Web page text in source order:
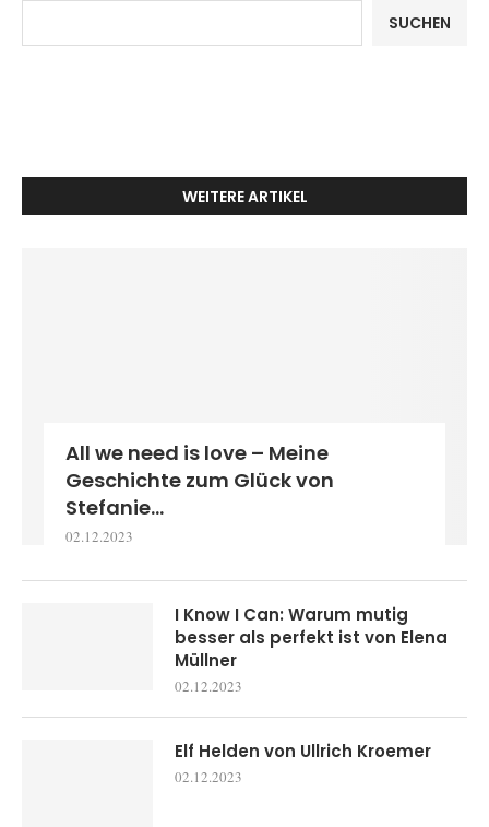
SUCHEN
WEITERE ARTIKEL
All we need is love – Meine
Geschichte zum Glück von
Stefanie...
02.12.2023
I Know I Can: Warum mutig
besser als perfekt ist von Elena
Müllner
02.12.2023
Elf Helden von Ullrich Kroemer
02.12.2023